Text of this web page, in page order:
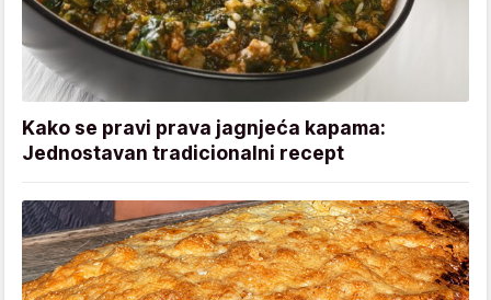
Kako se pravi prava jagnjeća kapama:
Jednostavan tradicionalni recept